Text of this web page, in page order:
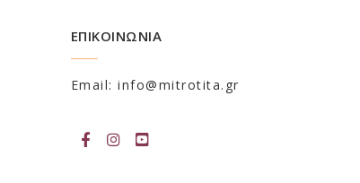
ΕΠΙΚΟΙΝΩΝΙΑ
Email: info@mitrotita.gr